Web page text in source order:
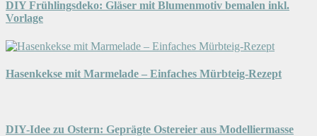
DIY Frühlingsdeko: Gläser mit Blumenmotiv bemalen inkl.
Vorlage
Hasenkekse mit Marmelade – Einfaches Mürbteig-Rezept
DIY-Idee zu Ostern: Geprägte Ostereier aus Modelliermasse